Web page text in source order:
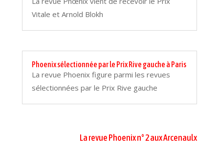
Vitale et Arnold Blokh
Phoenix sélectionnée par le Prix Rive gauche à Paris
La revue Phoenix figure parmi les revues
sélectionnées par le Prix Rive gauche
La revue Phoenix n° 2 aux Arcenaulx